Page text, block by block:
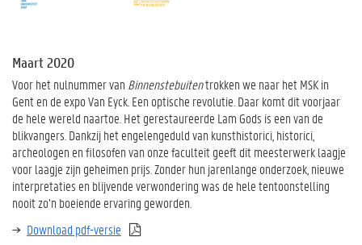
Maart 2020
Voor het nulnummer van Binnenstebuitentrokken we naar het MSK in
Gent en de expo Van Eyck. Een optische revolutie. Daar komt dit voorjaar
de hele wereld naartoe. Het gerestaureerde Lam Gods is een van de
blikvangers. Dankzij het engelengeduld van kunsthistorici, historici,
archeologen en filosofen van onze faculteit geeft dit meesterwerk laagje
voor laagje zijn geheimen prijs. Zonder hun jarenlange onderzoek, nieuwe
interpretaties en blijvende verwondering was de hele tentoonstelling
nooit zo’n boeiende ervaring geworden.
Download pdf-versie